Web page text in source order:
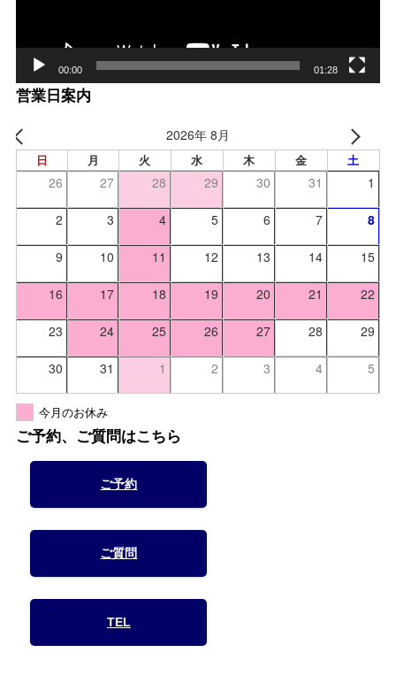
00:00 01:28
営業日案内
2026年 8月
日 月 火 水 木 金 土
26 27 28 29 30 31 1
2 3 4 5 6 7 8
9 10 11 12 13 14 15
16 17 18 19 20 21 22
23 24 25 26 27 28 29
30 31 1 2 3 4 5
今月のお休み
ご予約、ご質問はこちら
ご予約
ご質問
TEL